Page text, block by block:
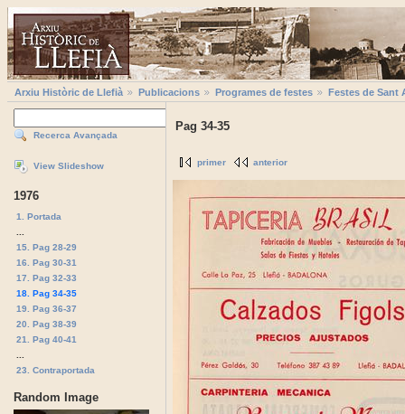
Arxiu Històric de Llefià Publicacions Programes de festes Festes de Sant
Recerca Avançada
View Slideshow
1976
1. Portada
15. Pag 28-29
16. Pag 30-31
17. Pag 32-33
18. Pag 34-35
19. Pag 36-37
20. Pag 38-39
21. Pag 40-41
23. Contraportada
Random Image
Pag 34-35
primer anterior